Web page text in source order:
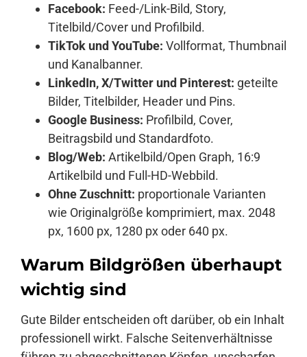
Facebook: Feed-/Link-Bild, Story,
Titelbild/Cover und Profilbild.
TikTok und YouTube: Vollformat, Thumbnail
und Kanalbanner.
LinkedIn, X/Twitter und Pinterest: geteilte
Bilder, Titelbilder, Header und Pins.
Google Business: Profilbild, Cover,
Beitragsbild und Standardfoto.
Blog/Web: Artikelbild/Open Graph, 16:9
Artikelbild und Full-HD-Webbild.
Ohne Zuschnitt: proportionale Varianten
wie Originalgröße komprimiert, max. 2048
px, 1600 px, 1280 px oder 640 px.
Warum Bildgrößen überhaupt
wichtig sind
Gute Bilder entscheiden oft darüber, ob ein Inhalt
professionell wirkt. Falsche Seitenverhältnisse